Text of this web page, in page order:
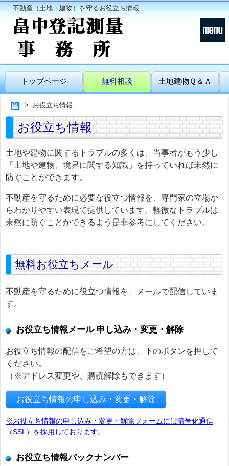
不動産（土地・建物）を守るお役立ち情報
トップページ 無料相談 土地建物Ｑ＆Ａ
お役立ち情報
お役立ち情報
土地や建物に関するトラブルの多くは、当事者がもう少し
「土地や建物、境界に関する知識」を持っていれば未然に
防ぐことができます。
不動産を守るために必要な役立つ情報を、専門家の立場か
らわかりやすい表現で提供しています。軽微なトラブルは
未然に防ぐことができるよう是非参考にしてください。
無料お役立ちメール
不動産を守るために役立つ情報を、メールで配信していま
す。
お役立ち情報メール 申し込み・変更・解除
お役立ち情報の配信をご希望の方は、下のボタンを押して
ください。
（※アドレス変更や、購読解除もできます）
お役立ち情報の申し込み・変更・解除
※お役立ち情報の申し込み・変更・解除フォームには暗号化通信
（SSL）を採用しております。
お役立ち情報バックナンバー